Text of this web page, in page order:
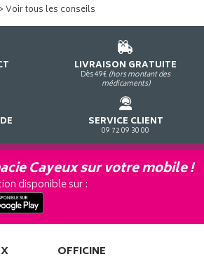
> Voir tous les conseils
LIVRAISON GRATUITE
Dès 49€ (hors montant des
médicaments)
SERVICE CLIENT
09 72 09 30 00
Cayeux sur votre mobile !
disponible sur :
OFFICINE